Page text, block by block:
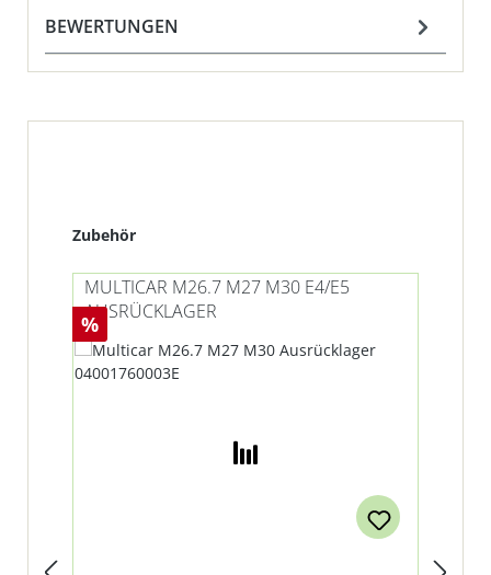
BEWERTUNGEN
Produktgalerie überspringen
Zubehör
Rabatt
%
MULTICAR M26.7 M27 M30 E4/E5
AUSRÜCKLAGER